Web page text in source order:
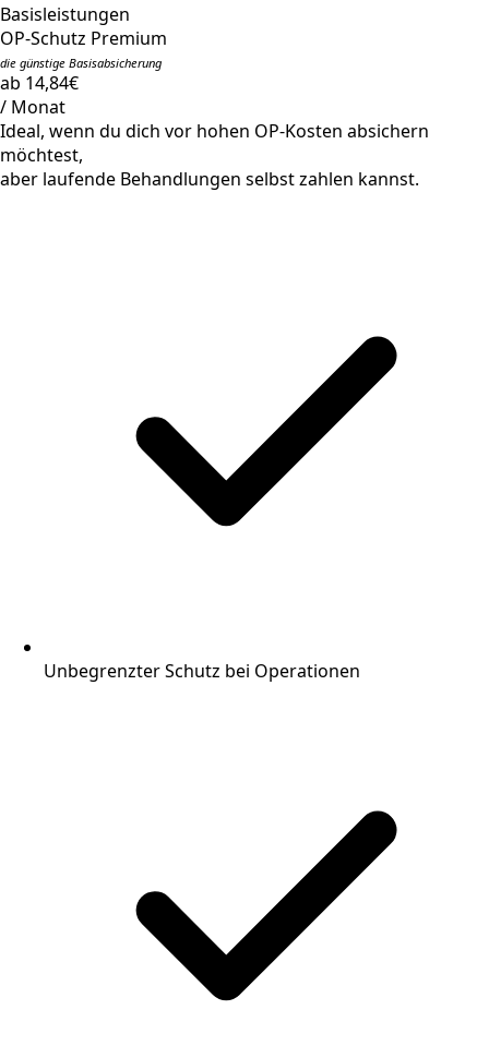
Basisleistungen
OP-Schutz Premium
die günstige Basisabsicherung
ab 14,84€
/ Monat
Ideal, wenn du dich vor hohen OP-Kosten absichern
möchtest,
aber laufende Behandlungen selbst zahlen kannst.
Unbegrenzter Schutz bei Operationen